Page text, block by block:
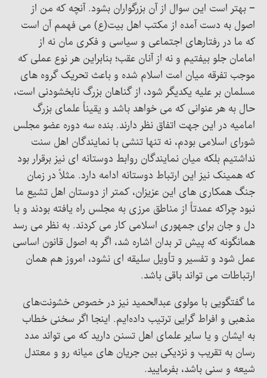
– بهتر است این سوال از آن بزرگواران بشود. آنچه که من از
اصول به دست آمده از مکتب اهل بیت(ع) می فهمم آن است
که ما در رفتارهای اجتماعی و سیاسی و فکری مان نه از
امامان جلو بیفتیم و نه از آنان عقب؛ بنابراین هر نوع عملی که
موجب تفرقه میان امت اسلام شده و باعث تحریک گروه های
مسلمان بر علیه یکدیگر شود، از گناهان بزرگ نابخشودنی است،
حال به هر عنوانی که می خواهد باشد و یقیناً علمای بزرگ
امامیه در این جهت اتفاق نظر دارند. بنده سه دوره عضو مجلس
شورای اسلامی بودم، نه تنها تنشی با نمایندگان اهل سنت
نداشتیم بلکه میان نمایندگان روابط دوستانه ای نیز برقرار بود
که همینک نیز این ارتباط دوستانه ادامه دارد. مثلاً در زمان
جنگ همکاری های این عزیزان، کمتر از دوستان اهل تشیع ما
نبود چراکه عمدتاً از مناطق مرزی به مجلس راه یافته بودند و با
دل و جان برای جمهوری اسلامی کار می کردند. به نظر می رسد
همانگونه که پیش تر بدان اشاره شد، اگر به اصول قانون اساسی
عمل شود و تفسیر و تأویل سلیقه ای نشود، امروز هم همان
ارتباطات می تواند باقی باشد.
ما گفتگویی با مولوی عبدالحمید نیز در خصوص خشونت‌های
مذهبی و افراط گرایی ترتیب داده‌ایم. اینجا اگر سخنی خطاب
به ایشان و یا سایر علمای اهل تسنن دارید که می تواند مدد
رسان به تقریب و نزدیکی بین جریان های میانه رو و معتدل
شیعه و سنی باشد، بفرمایید.